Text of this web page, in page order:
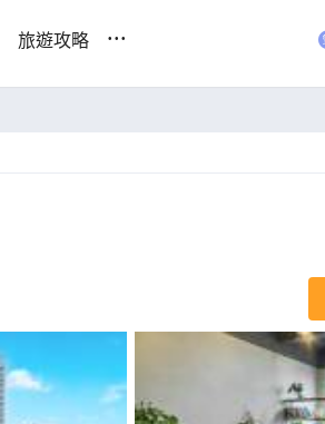
旅遊攻略 ...